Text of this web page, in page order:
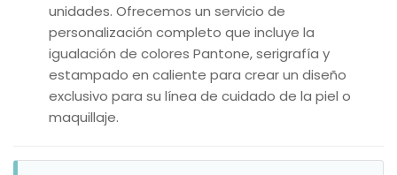
unidades. Ofrecemos un servicio de
personalización completo que incluye la
igualación de colores Pantone, serigrafía y
estampado en caliente para crear un diseño
exclusivo para su línea de cuidado de la piel o
maquillaje.